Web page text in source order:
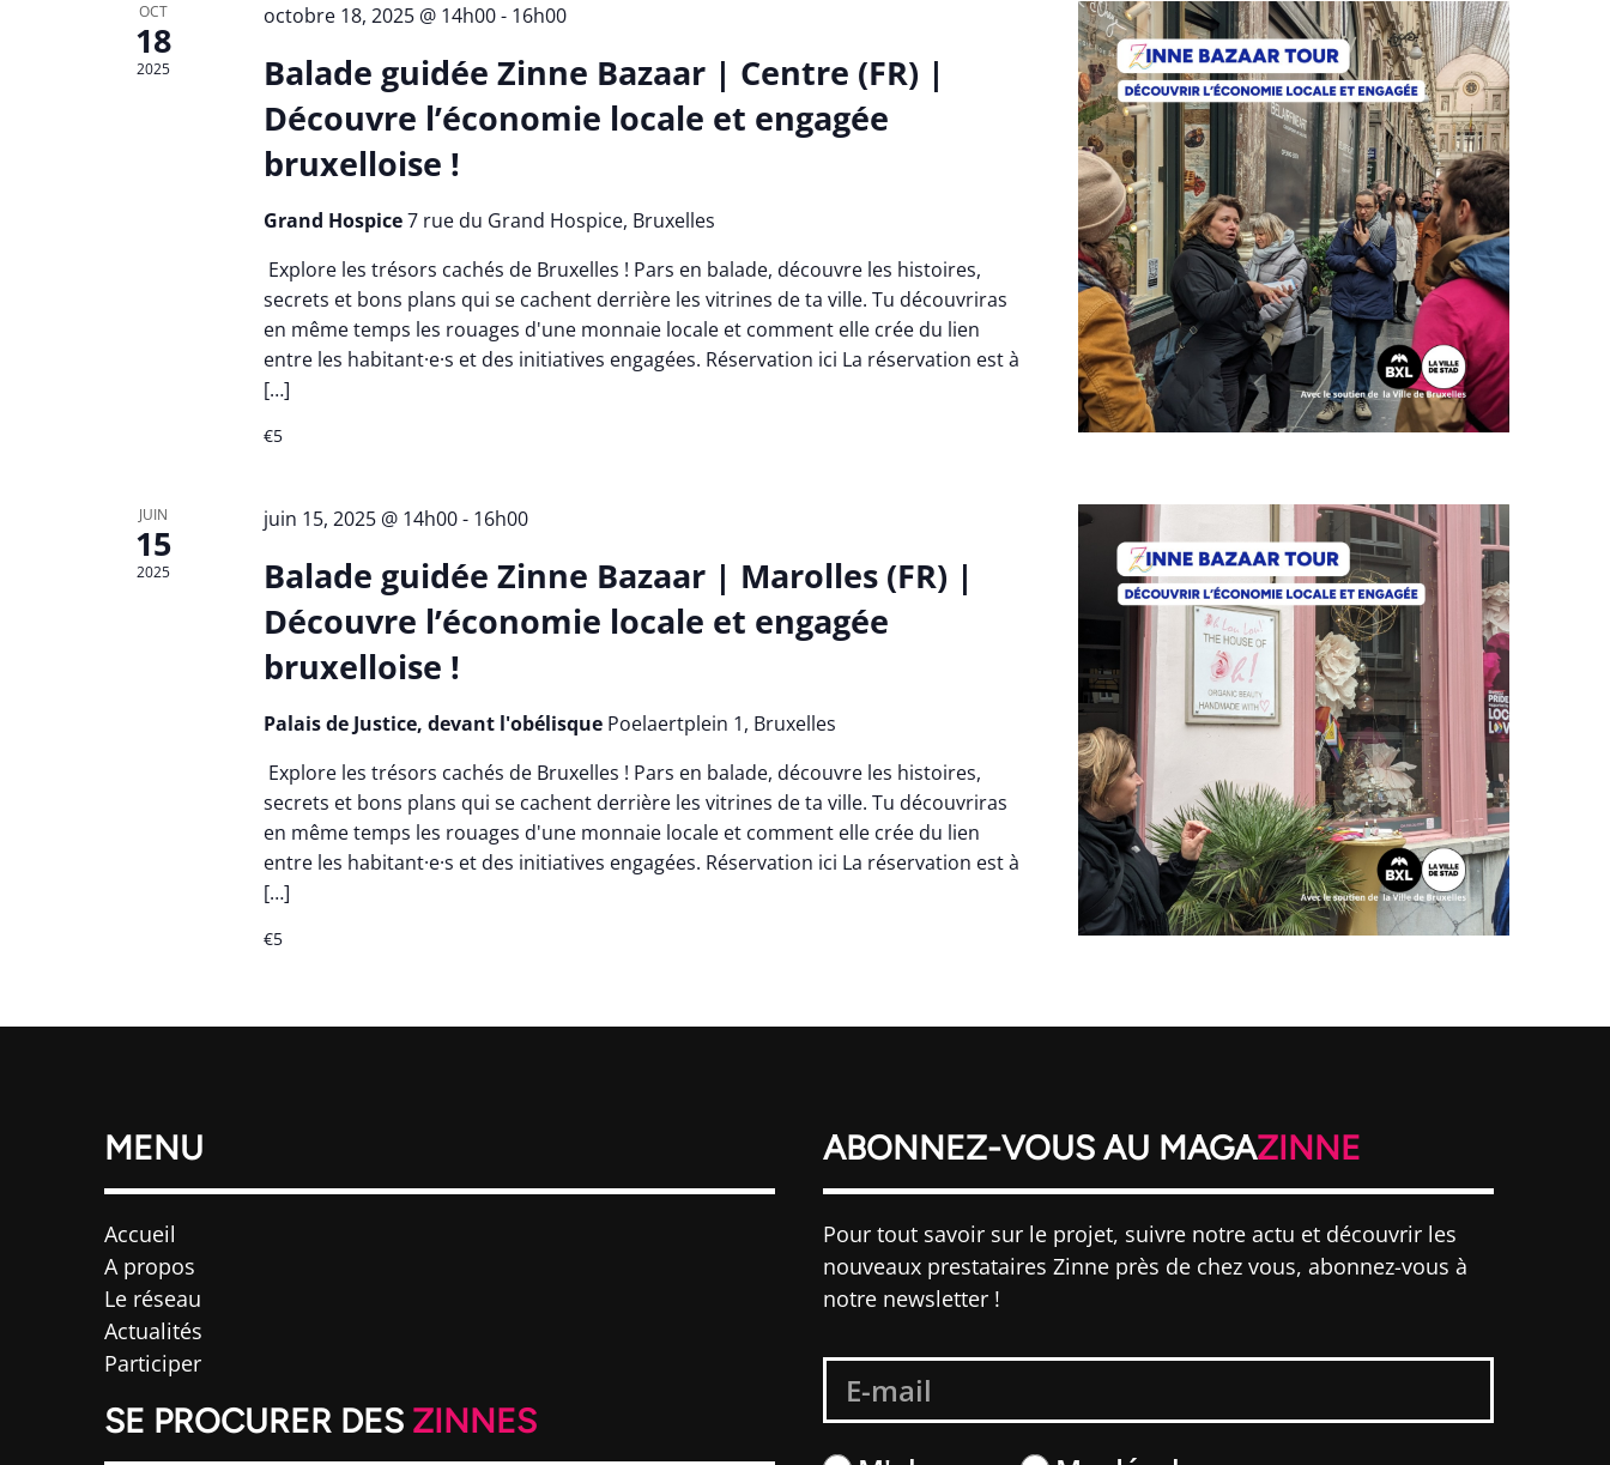
OCT
18
2025
octobre 18, 2025 @ 14h00- 16h00
Balade guidée Zinne Bazaar | Centre (FR) |
Découvre l’économie locale et engagée
bruxelloise !
Grand Hospice7 rue du Grand Hospice, Bruxelles
Explore les trésors cachés de Bruxelles ! Pars en balade, découvre les histoires,
secrets et bons plans qui se cachent derrière les vitrines de ta ville. Tu découvriras
en même temps les rouages d'une monnaie locale et comment elle crée du lien
entre les habitant·e·s et des initiatives engagées. Réservation ici La réservation est à
[…]
€5
JUIN
15
2025
juin 15, 2025 @ 14h00- 16h00
Balade guidée Zinne Bazaar | Marolles (FR) |
Découvre l’économie locale et engagée
bruxelloise !
Palais de Justice, devant l'obélisque Poelaertplein 1, Bruxelles
Explore les trésors cachés de Bruxelles ! Pars en balade, découvre les histoires,
secrets et bons plans qui se cachent derrière les vitrines de ta ville. Tu découvriras
en même temps les rouages d'une monnaie locale et comment elle crée du lien
entre les habitant·e·s et des initiatives engagées. Réservation ici La réservation est à
[…]
€5
MENU
Accueil
A propos
Le réseau
Actualités
Participer
SE PROCURER DES ZINNES
ABONNEZ-VOUS AU MAGAZINNE
Pour tout savoir sur le projet, suivre notre actu et découvrir les
nouveaux prestataires Zinne près de chez vous, abonnez-vous à
notre newsletter !